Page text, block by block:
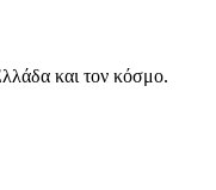
και τον κόσμο.